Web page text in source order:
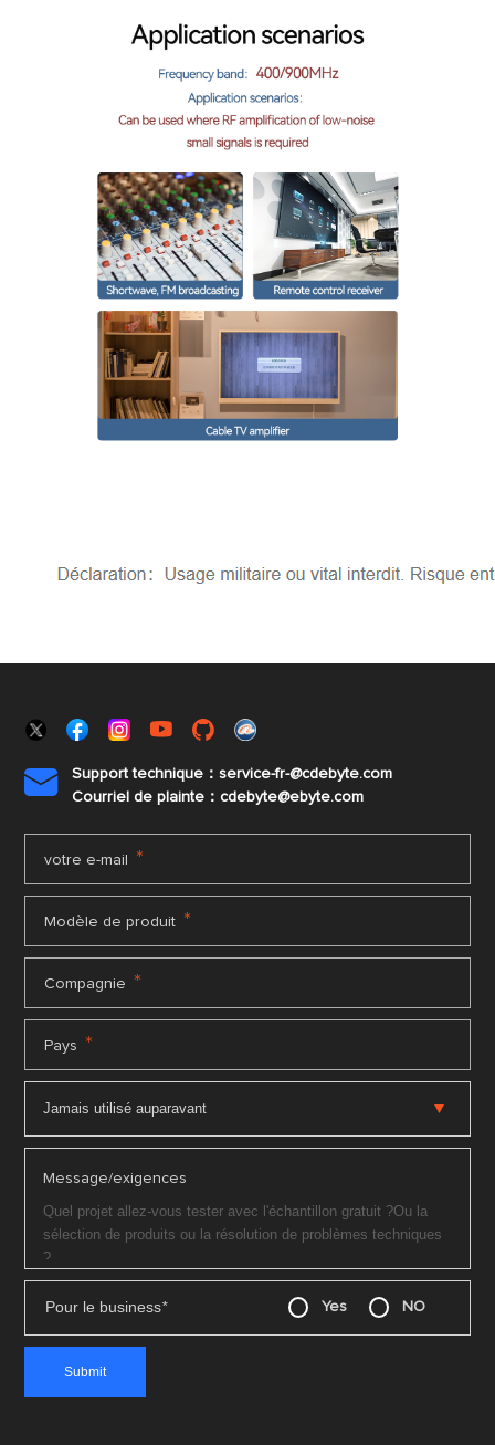

Support technique：service-fr-@cdebyte.com
Courriel de plainte：cdebyte@ebyte.com
votre e-mail *
Modèle de produit *
Compagnie *
Pays *
Message/exigences
Pour le business* Yes NO